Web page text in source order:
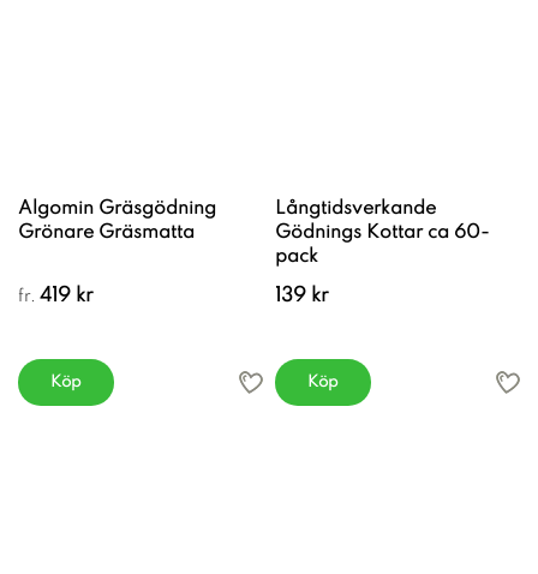
Algomin Gräsgödning
Grönare Gräsmatta
fr. 419 kr
Köp
Långtidsverkande
Gödnings Kottar ca 60-
pack
139 kr
Köp